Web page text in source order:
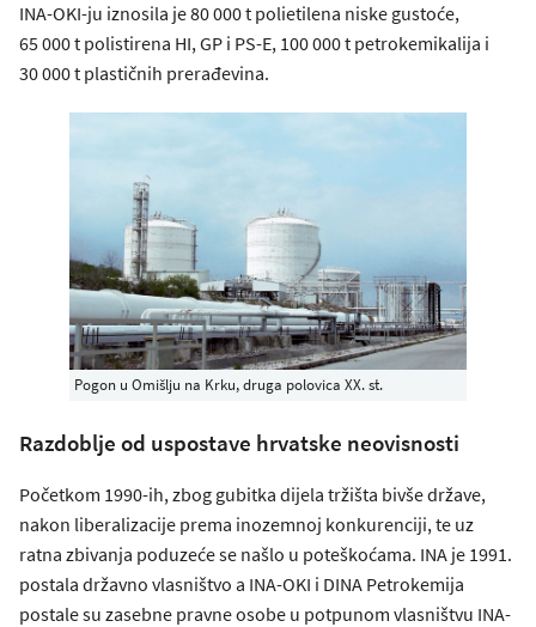
INA-OKI-ju iznosila je 80 000 t polietilena niske gustoće,
65 000 t polistirena HI, GP i PS-E, 100 000 t petrokemikalija i
30 000 t plastičnih prerađevina.
Pogon u Omišlju na Krku, druga polovica XX. st.
Razdoblje od uspostave hrvatske neovisnosti
Početkom 1990-ih, zbog gubitka dijela tržišta bivše države,
nakon liberalizacije prema inozemnoj konkurenciji, te uz
ratna zbivanja poduzeće se našlo u poteškoćama. INA je 1991.
postala državno vlasništvo a INA-OKI i DINA Petrokemija
postale su zasebne pravne osobe u potpunom vlasništvu INA-